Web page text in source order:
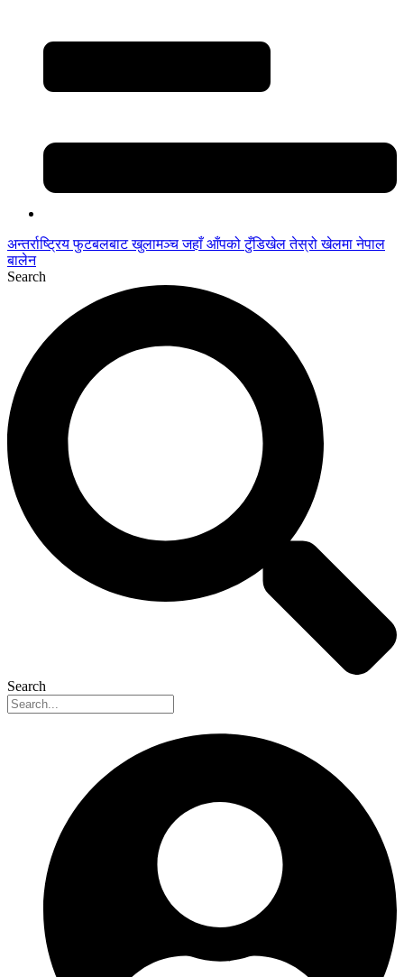
अन्तर्राष्ट्रिय फुटबलबाट खुलामञ्च जहाँ आँपको टुँडिखेल तेस्रो खेलमा नेपाल
बालेन
Search
Search